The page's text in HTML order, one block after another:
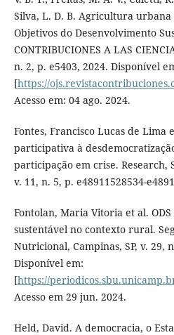
Silva, L. D. B. Agricultura
Objetivos do Desenvolvimento
CONTRIBUCIONES A LAS
n. 2, p. e5403, 2024. Disponível
[https://
Acesso em: 04 ago. 2024.
Fontes, Francisco Lucas de Lima
participativa à
participação em crise. Research,
v. 11, n. 5, p. e48911528534-
Fontolan, Maria Vitoria et al.
sustentável no contexto rural.
Nutricional, Campinas, SP, v. 29,
Disponível em:
[https://
Acesso em 29 jun. 2024.
Held, David. A democracia, o